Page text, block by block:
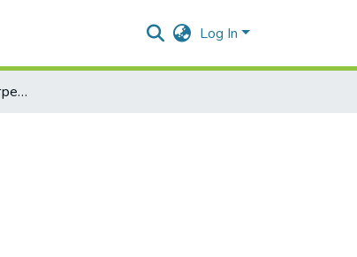
Log In
Вплив мас-медіа на агресивну поведінку підлітків